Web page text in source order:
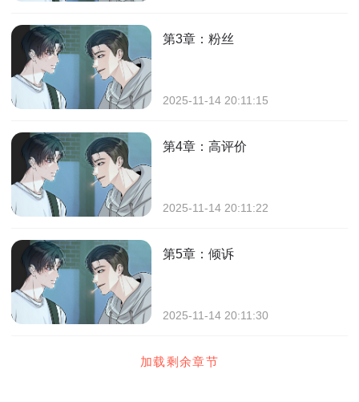
第3章：粉丝
2025-11-14 20:11:15
第4章：高评价
2025-11-14 20:11:22
第5章：倾诉
2025-11-14 20:11:30
加载剩余章节